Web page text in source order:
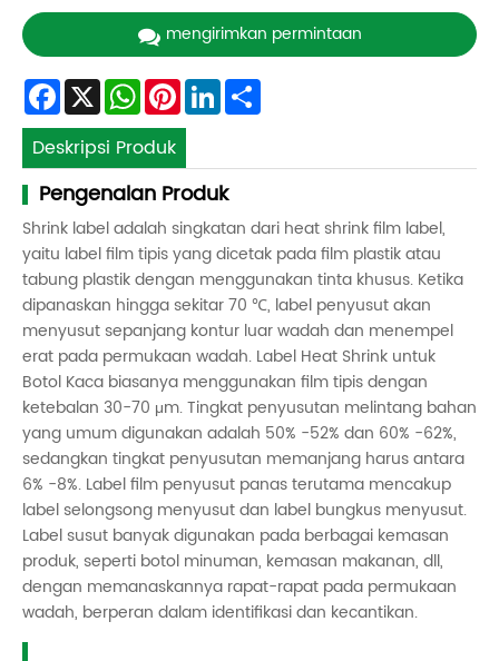
mengirimkan permintaan
Facebook
X WhatsApp
Pinterest
LinkedIn
Deskripsi Produk
Pengenalan Produk
Shrink label adalah singkatan dari heat shrink film label,
yaitu label film tipis yang dicetak pada film plastik atau
tabung plastik dengan menggunakan tinta khusus. Ketika
dipanaskan hingga sekitar 70 ℃, label penyusut akan
menyusut sepanjang kontur luar wadah dan menempel
erat pada permukaan wadah. Label Heat Shrink untuk
Botol Kaca biasanya menggunakan film tipis dengan
ketebalan 30-70 μm. Tingkat penyusutan melintang bahan
yang umum digunakan adalah 50% -52% dan 60% -62%,
sedangkan tingkat penyusutan memanjang harus antara
6% -8%. Label film penyusut panas terutama mencakup
label selongsong menyusut dan label bungkus menyusut.
Label susut banyak digunakan pada berbagai kemasan
produk, seperti botol minuman, kemasan makanan, dll,
dengan memanaskannya rapat-rapat pada permukaan
wadah, berperan dalam identifikasi dan kecantikan.